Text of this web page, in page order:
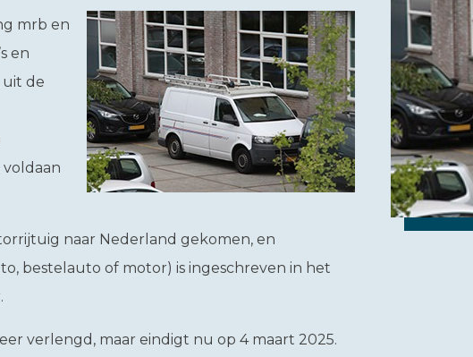
mrb en
en
de
naar Nederland gekomen, en
bestelauto of motor) is ingeschreven in het
verlengd, maar eindigt nu op 4 maart 2025.